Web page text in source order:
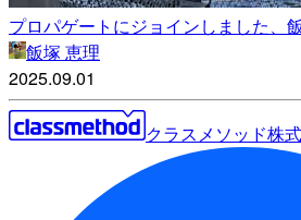
プロパゲートにジョインしました、
飯塚 恵理
2025.09.01
クラスメソッド株